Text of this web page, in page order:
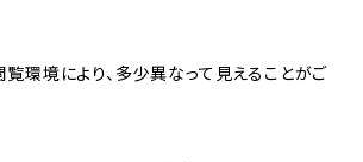
環境により、多少異なって見えることがご